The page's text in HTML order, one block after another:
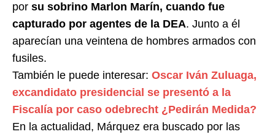
por su sobrino Marlon Marín, cuando fue
capturado por agentes de la DEA. Junto a él
aparecían una veintena de hombres armados con
fusiles.
También le puede interesar: Oscar Iván Zuluaga,
excandidato presidencial se presentó a la
Fiscalía por caso odebrecht ¿Pedirán Medida?
En la actualidad, Márquez era buscado por las